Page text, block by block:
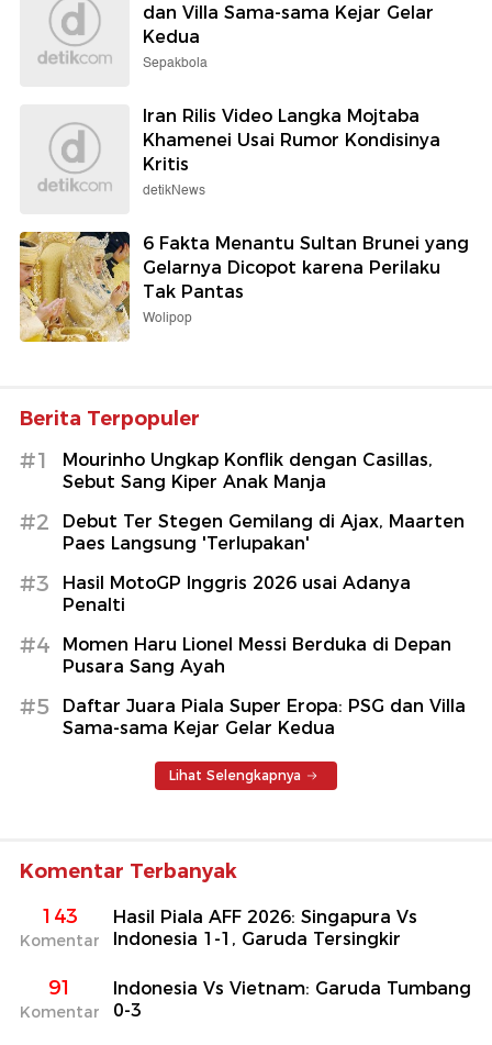
dan Villa Sama-sama Kejar Gelar
Kedua
Sepakbola
Iran Rilis Video Langka Mojtaba
Khamenei Usai Rumor Kondisinya
Kritis
detikNews
6 Fakta Menantu Sultan Brunei yang
Gelarnya Dicopot karena Perilaku
Tak Pantas
Wolipop
Berita Terpopuler
#1
Mourinho Ungkap Konflik dengan Casillas,
Sebut Sang Kiper Anak Manja
#2
Debut Ter Stegen Gemilang di Ajax, Maarten
Paes Langsung 'Terlupakan'
#3
Hasil MotoGP Inggris 2026 usai Adanya
Penalti
#4
Momen Haru Lionel Messi Berduka di Depan
Pusara Sang Ayah
#5
Daftar Juara Piala Super Eropa: PSG dan Villa
Sama-sama Kejar Gelar Kedua
Lihat Selengkapnya
Komentar Terbanyak
143
Komentar
Hasil Piala AFF 2026: Singapura Vs
Indonesia 1-1, Garuda Tersingkir
91
Komentar
Indonesia Vs Vietnam: Garuda Tumbang
0-3